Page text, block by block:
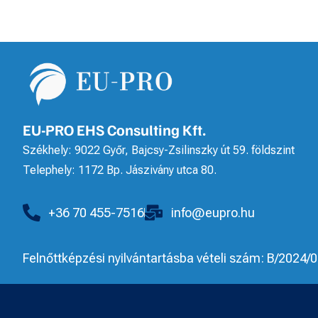
EU-PRO EHS Consulting Kft.
Székhely: 9022 Győr, Bajcsy-Zsilinszky út 59. földszint
Telephely: 1172 Bp. Jászivány utca 80.
+36 70 455-7516 info@eupro.hu
Felnőttképzési nyilvántartásba vételi szám: B/2024/